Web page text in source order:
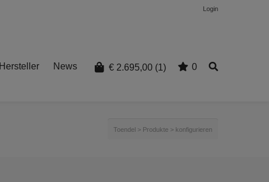
Login
€ 2.695,00 (1) 0
Hersteller News
Toendel > Produkte > konfigurieren